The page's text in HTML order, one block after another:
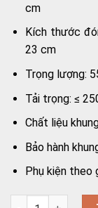
cm
Kích thước
23 cm
Trọng lượng:
Tải trọng: ≤
Chất liệu
Bảo hành
Phụ kiện theo
Giường y tế 2 tay